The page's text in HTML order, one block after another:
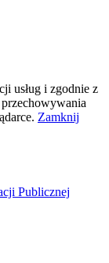
usług i zgodnie z
Zamknij
Publicznej